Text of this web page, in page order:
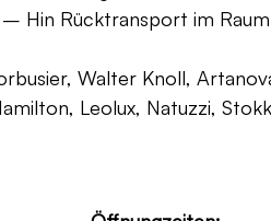
Hin Rücktransport im
Walter Knoll,
Leolux, Natuzzi,